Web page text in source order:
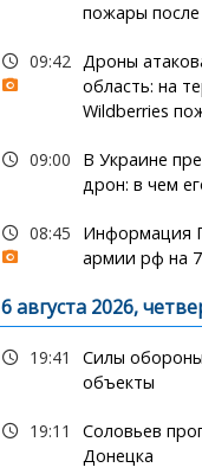
пожары
09:42 Дроны
область: на
Wildberries
09:00
В Украине
дрон: в чем
08:45
Информация
армии рф на 7
6 августа 2026,
19:41
Силы
объекты
19:11
Соловьев
Донецка